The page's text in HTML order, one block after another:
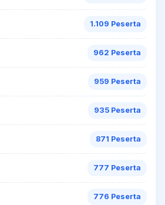
1.109 Peserta
962 Peserta
959 Peserta
935 Peserta
871 Peserta
777 Peserta
776 Peserta